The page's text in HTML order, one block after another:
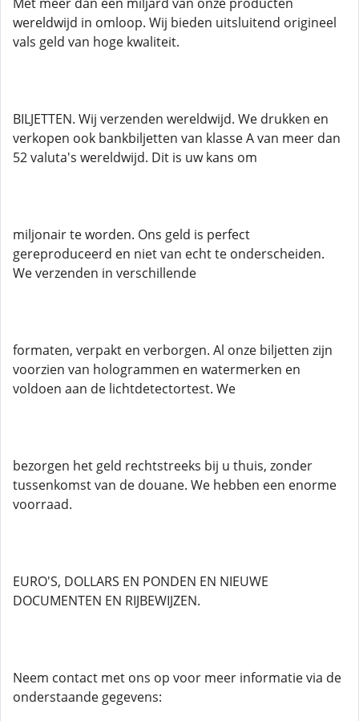
wereldwijd in omloop. Wij bieden uitsluitend origineel
vals geld van hoge kwaliteit.
BILJETTEN. Wij verzenden wereldwijd. We drukken en
verkopen ook bankbiljetten van klasse A van meer dan
52 valuta's wereldwijd. Dit is uw kans om
miljonair te worden. Ons geld is perfect
gereproduceerd en niet van echt te onderscheiden.
We verzenden in verschillende
formaten, verpakt en verborgen. Al onze biljetten zijn
voorzien van hologrammen en watermerken en
voldoen aan de lichtdetectortest. We
bezorgen het geld rechtstreeks bij u thuis, zonder
tussenkomst van de douane. We hebben een enorme
voorraad.
EURO'S, DOLLARS EN PONDEN EN NIEUWE
DOCUMENTEN EN RIJBEWIJZEN.
Neem contact met ons op voor meer informatie via de
onderstaande gegevens: